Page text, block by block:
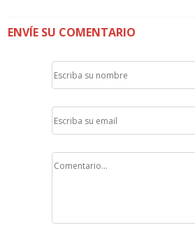
ENVÍE SU COMENTARIO